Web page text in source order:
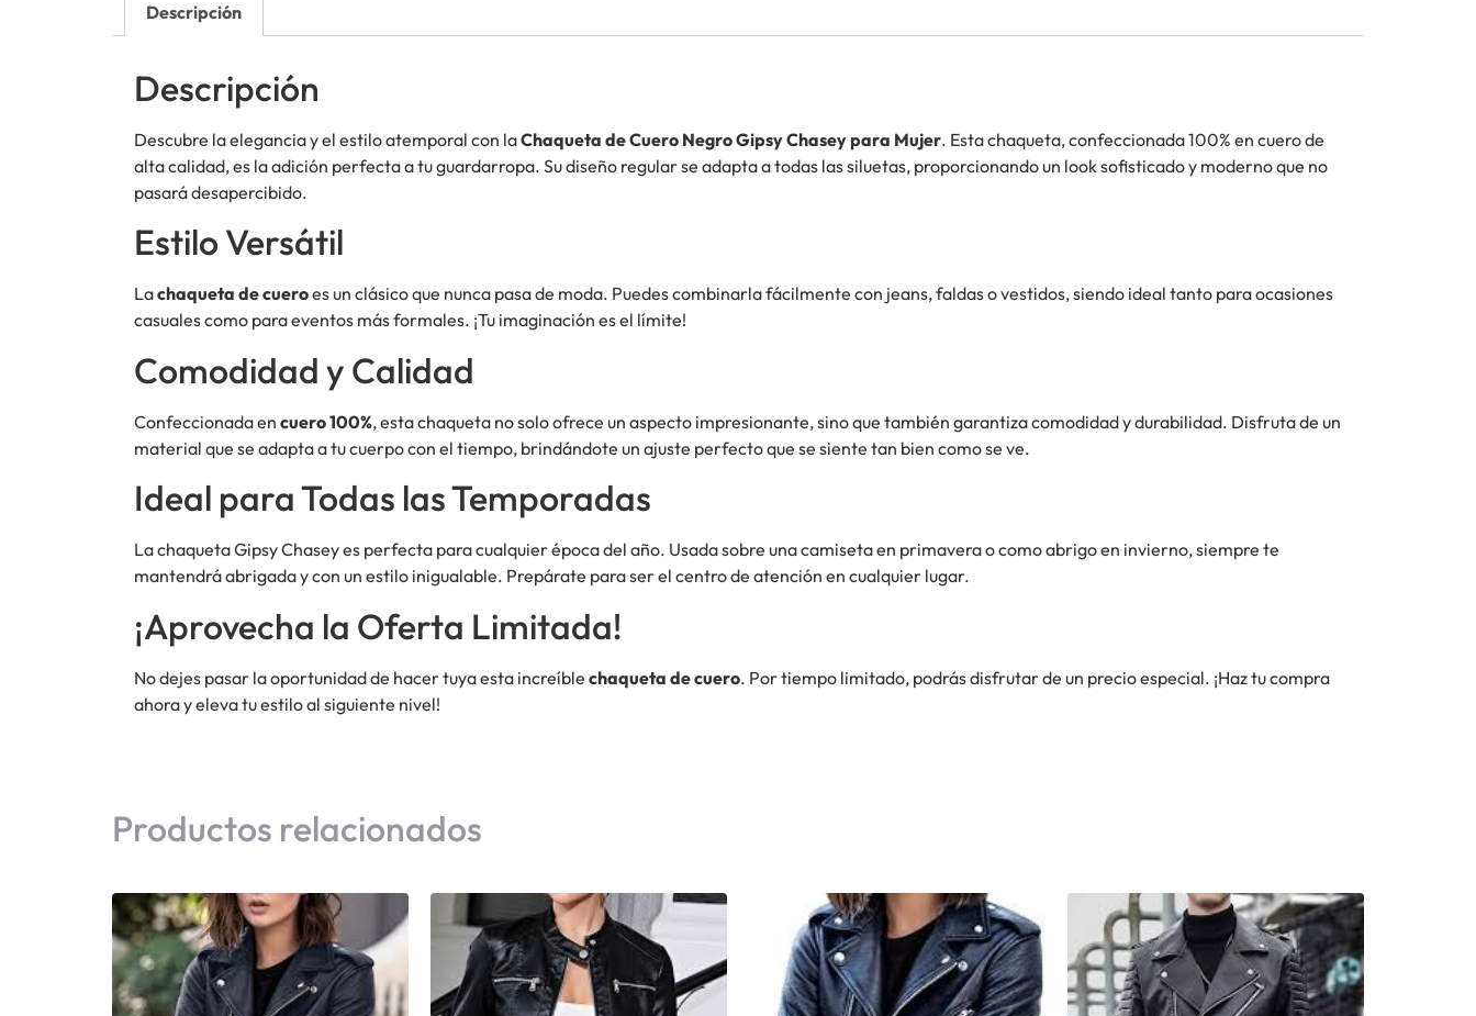
Descripción
Descripción
Descubre la elegancia y el estilo atemporal con laChaqueta de Cuero Negro Gipsy Chasey para Mujer. Esta chaqueta, confeccionada 100% en cuero de
alta calidad, es la adición perfecta a tu guardarropa. Su diseño regular se adapta a todas las siluetas, proporcionando un look sofisticado y moderno que no
pasará desapercibido.
Estilo Versátil
Lachaqueta de cueroes un clásico que nunca pasa de moda. Puedes combinarla fácilmente con jeans, faldas o vestidos, siendo ideal tanto para ocasiones
casuales como para eventos más formales. ¡Tu imaginación es el límite!
Comodidad y Calidad
Confeccionada en cuero 100%, esta chaqueta no solo ofrece un aspecto impresionante, sino que también garantiza comodidad y durabilidad. Disfruta de un
material que se adapta a tu cuerpo con el tiempo, brindándote un ajuste perfecto que se siente tan bien como se ve.
Ideal para Todas las Temporadas
La chaqueta Gipsy Chasey es perfecta para cualquier época del año. Usada sobre una camiseta en primavera o como abrigo en invierno, siempre te
mantendrá abrigada y con un estilo inigualable. Prepárate para ser el centro de atención en cualquier lugar.
¡Aprovecha la Oferta Limitada!
No dejes pasar la oportunidad de hacer tuya esta increíble chaqueta de cuero. Por tiempo limitado, podrás disfrutar de un precio especial. ¡Haz tu compra
ahora y eleva tu estilo al siguiente nivel!
Productos relacionados